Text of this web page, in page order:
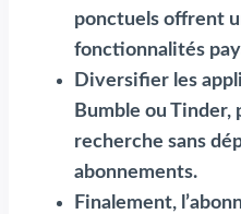
ponctuels offrent
fonctionnalités
Diversifier les
Bumble ou
recherche sans
abonnements.
Finalement,